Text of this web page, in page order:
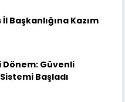
Başkanlığına Kazım
Dönem: Güvenli
Başladı